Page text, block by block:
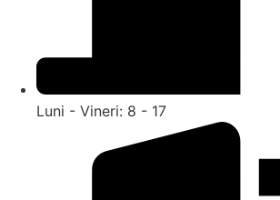
Luni - Vineri: 8 - 17